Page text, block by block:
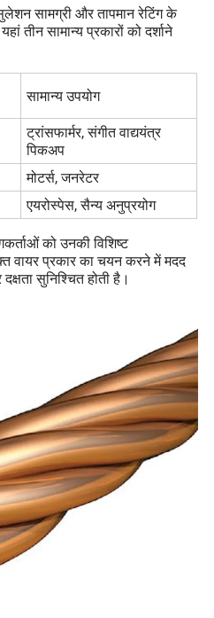
सामग्री और तापमान रेटिंग के
तीन सामान्य प्रकारों को दर्शाने
सामान्य उपयोग
ट्रांसफार्मर, संगीत वाद्ययंत्र
पिकअप
मोटर्स, जनरेटर
एयरोस्पेस, सैन्य अनुप्रयोग
को उनकी विशिष्ट
प्रकार का चयन करने में मदद
सुनिश्चित होती है।